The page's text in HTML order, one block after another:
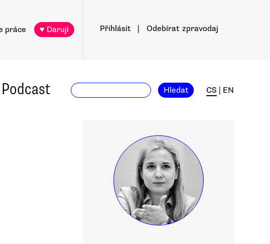
práce ♥ Daruji Přihlásit Odebírat zpravodaj
Podcast Hledat CS EN